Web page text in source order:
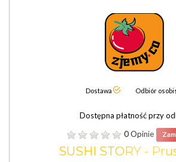
Dostawa Odbiór
Dostępna płatność przy
0 Opinie
SUSHI STORY -